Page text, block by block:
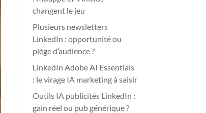
changent le jeu
Plusieurs newsletters
LinkedIn : opportunité ou
piège d’audience ?
LinkedIn Adobe AI Essentials
: le virage IA marketing à saisir
Outils IA publicités LinkedIn :
gain réel ou pub générique ?